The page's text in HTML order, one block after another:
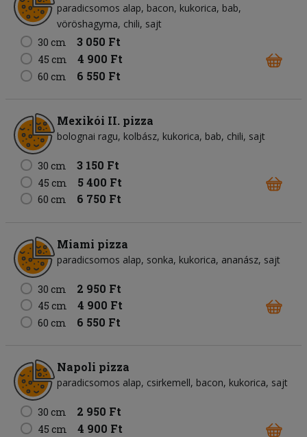
paradicsomos alap bacon kukorica bab
vöröshagyma chili sajt
30 cm
3 050 Ft
45 cm 4 900 Ft
60 cm 6 550 Ft
Mexikói II. pizza
bolognai ragu kolbász kukorica bab chili sajt
30 cm 3 150 Ft
45 cm 5 400 Ft
60 cm 6 750 Ft
Miami pizza
paradicsomos alap sonka kukorica ananász sajt
30 cm 2 950 Ft
45 cm 4 900 Ft
60 cm 6 550 Ft
Napoli pizza
paradicsomos alap csirkemell bacon kukorica sajt
30 cm 2 950 Ft
45 cm 4 900 Ft